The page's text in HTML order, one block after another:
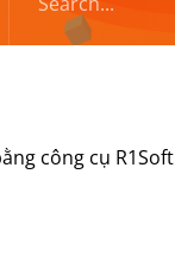
công cụ R1Soft